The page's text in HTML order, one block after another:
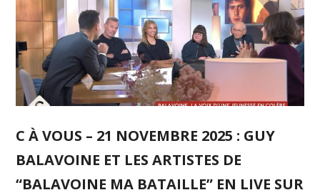
C À VOUS – 21 NOVEMBRE 2025 : GUY
BALAVOINE ET LES ARTISTES DE
“BALAVOINE MA BATAILLE” EN LIVE SUR